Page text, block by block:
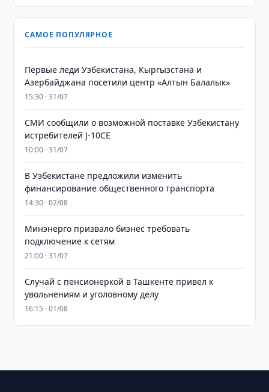
САМОЕ ПОПУЛЯРНОЕ
Первые леди Узбекистана, Кыргызстана и
Азербайджана посетили центр «Алтын Балалык»
15:30 · 31/07
СМИ сообщили о возможной поставке Узбекистану
истребителей J-10CE
10:00 · 31/07
В Узбекистане предложили изменить
финансирование общественного транспорта
14:30 · 02/08
Минэнерго призвало бизнес требовать
подключение к сетям
21:00 · 31/07
Случай с пенсионеркой в Ташкенте привел к
увольнениям и уголовному делу
16:15 · 01/08